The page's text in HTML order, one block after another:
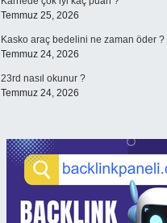
Temmuz 25, 2026
Kasko araç bedelini ne zaman öder ?
Temmuz 24, 2026
23rd nasıl okunur ?
Temmuz 24, 2026